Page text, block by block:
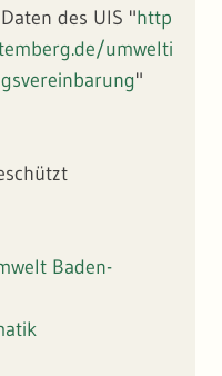
des UIS "http
umwelti
"
Baden-